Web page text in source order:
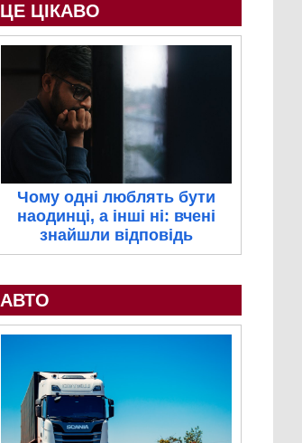
ЦЕ ЦІКАВО
Чому одні люблять бути
наодинці, а інші ні: вчені
знайшли відповідь
АВТО